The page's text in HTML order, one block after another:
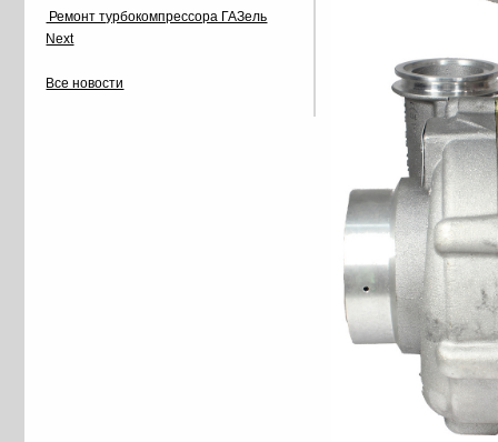
Ремонт турбокомпрессора ГАЗель
Next
Все новости